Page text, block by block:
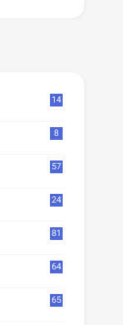
14
8
57
24
81
64
65